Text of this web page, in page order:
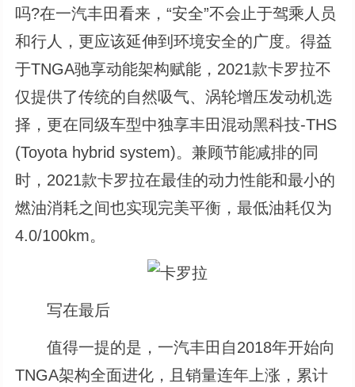
吗?在一汽丰田看来，“安全”不会止于驾乘人员
和行人，更应该延伸到环境安全的广度。得益
于TNGA驰享动能架构赋能，2021款卡罗拉不
仅提供了传统的自然吸气、涡轮增压发动机选
择，更在同级车型中独享丰田混动黑科技-THS
(Toyota hybrid system)。兼顾节能减排的同
时，2021款卡罗拉在最佳的动力性能和最小的
燃油消耗之间也实现完美平衡，最低油耗仅为
4.0/100km。
写在最后
值得一提的是，一汽丰田自2018年开始向
TNGA架构全面进化，且销量连年上涨，累计